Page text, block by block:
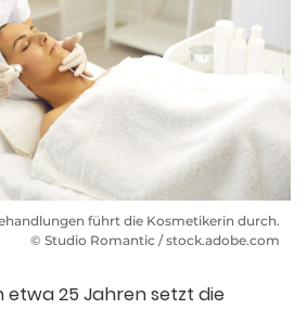
führt die Kosmetikerin durch.
© Studio Romantic / stock.adobe.com
etwa 25 Jahren setzt die